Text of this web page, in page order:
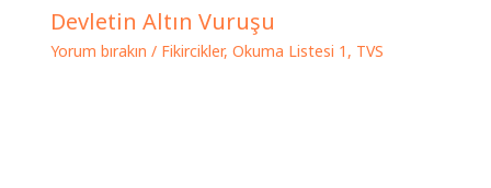
Devletin Altın Vuruşu
Yorum bırakın / Fikircikler, Okuma Listesi 1 , TVS